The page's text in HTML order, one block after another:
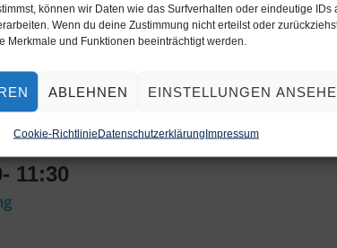
können wir Daten wie das Surfverhalten oder eindeutige IDs
Wenn du deine Zustimmung nicht erteilst oder
Merkmale und Funktionen beeinträchtigt werden.
ABLEHNEN EINSTELLUNGEN
Cookie-RichtlinieDatenschutzerklärungImpressum
get started
11:30